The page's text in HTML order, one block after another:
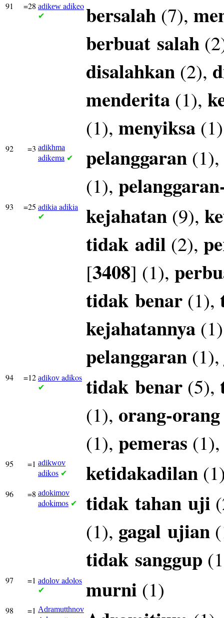
91 =28 adikew adikeo
✔ bersalah (7),
berbuat salah
disalahkan (2),
menderita (1),
(1), menyiksa
92 =3 adikhma
adikema ✔ pelanggaran (1),
(1),
93 =25 adikia adikia
✔ kejahatan (9),
tidak adil (2),
[3408] (1),
tidak benar (1),
kejahatannya
pelanggaran (1),
94 =12 adikov adikos
✔ tidak benar (5),
(1), orang-orang
(1), pemeras
95 =1 adikwov
adikos ✔ ketidakadilan
96 =8 adokimov
adokimos ✔ tidak tahan uji
(1), gagal ujian
tidak sanggup
97 =1 adolov adolos
✔ murni (1)
98 =1 Adramutthnov